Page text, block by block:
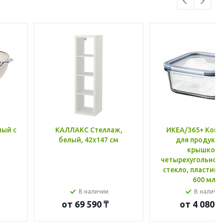
с
КАЛЛАКС Стеллаж,
белый, 42x147 см
В наличии
от 69 590 ₸
ИКЕА/365+
для
крышкой,
стекло, пластик
600 мл
В
от 4 080 ₸